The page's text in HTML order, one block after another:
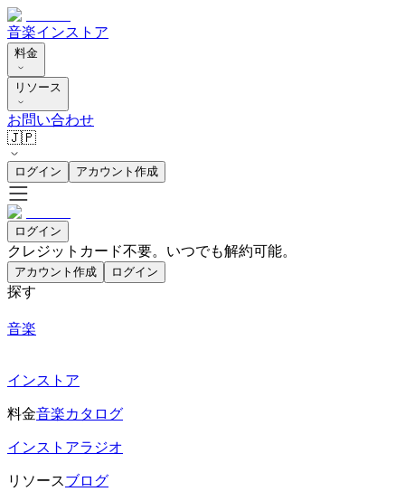
音楽インストア
料金
リソース
お問い合わせ
🇯🇵
ログイン アカウント作成
ログイン
クレジットカード不要。いつでも解約可能。
アカウント作成 ログイン
探す
音楽
インストア
料金音楽カタログ
インストアラジオ
リソースブログ